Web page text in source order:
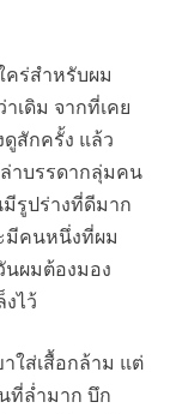
คร่สำหรับผม
เดิม จากที่เคย
สักครั้ง แล้ว
าบรรดากลุ่มคน
มีรูปร่างที่ดีมาก
มีคนหนึ่งที่ผม
นผมต้องมอง
ไว้
ใส่เสื้อกล้าม แต่
ที่ล่ำมาก บึก